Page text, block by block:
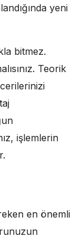
yeni
bitmez.
Teorik
işlemlerin
en önemli